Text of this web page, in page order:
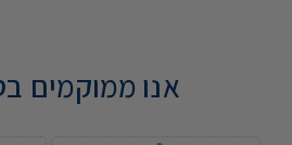
אנו ממוקמים